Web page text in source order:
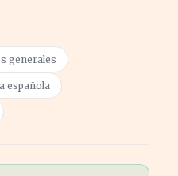
generales
española